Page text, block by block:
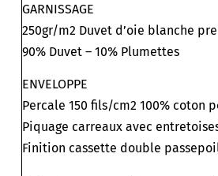
GARNISSAGE
250gr/m2 Duvet d’oie blanche
90% Duvet – 10% Plumettes
ENVELOPPE
Percale 150 fils/cm2 100% coton
Piquage carreaux avec
Finition cassette double